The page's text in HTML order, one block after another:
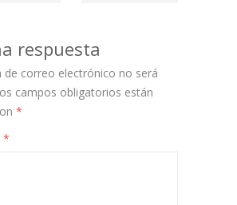
respuesta
de correo electrónico no será
campos obligatorios están
*
*